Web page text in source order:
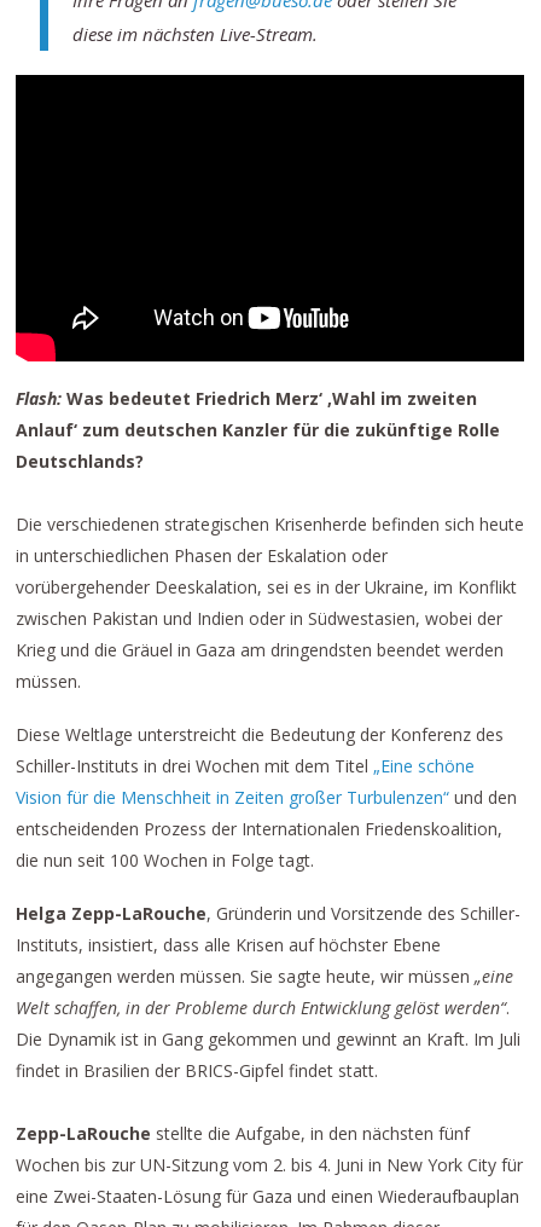
diese im nächsten Live-Stream.
Flash: Was bedeutet Friedrich Merz‘ ‚Wahl im zweiten
Anlauf‘ zum deutschen Kanzler für die zukünftige Rolle
Deutschlands?
Die verschiedenen strategischen Krisenherde befinden sich heute
in unterschiedlichen Phasen der Eskalation oder
vorübergehender Deeskalation, sei es in der Ukraine, im Konflikt
zwischen Pakistan und Indien oder in Südwestasien, wobei der
Krieg und die Gräuel in Gaza am dringendsten beendet werden
müssen.
Diese Weltlage unterstreicht die Bedeutung der Konferenz des
Schiller-Instituts in drei Wochen mit dem Titel „Eine schöne
Vision für die Menschheit in Zeiten großer Turbulenzen“und den
entscheidenden Prozess der Internationalen Friedenskoalition,
die nun seit 100 Wochen in Folge tagt.
Helga Zepp-LaRouche, Gründerin und Vorsitzende des Schiller-
Instituts, insistiert, dass alle Krisen auf höchster Ebene
angegangen werden müssen. Sie sagte heute, wir müssen„eine
Welt schaffen, in der Probleme durch Entwicklung gelöst werden“.
Die Dynamik ist in Gang gekommen und gewinnt an Kraft. Im Juli
findet in Brasilien der BRICS-Gipfel findet statt.
Zepp-LaRouche stellte die Aufgabe, in den nächsten fünf
Wochen bis zur UN-Sitzung vom 2. bis 4. Juni in New York City für
eine Zwei-Staaten-Lösung für Gaza und einen Wiederaufbauplan